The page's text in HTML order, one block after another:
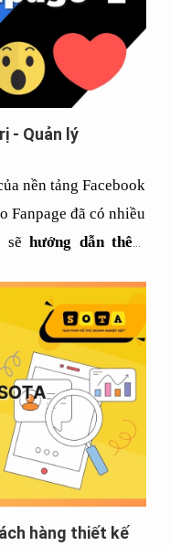
- Quản lý
nền tảng Facebook
Fanpage đã có nhiều
sẽ hướng dẫn thêm
hàng thiết kế